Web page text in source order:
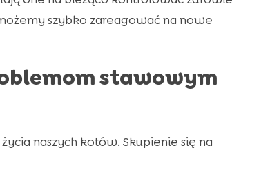
szybko zareagować na nowe
stawowym
naszych kotów. Skupienie się na